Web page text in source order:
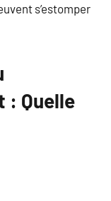
s’estomper
: Quelle